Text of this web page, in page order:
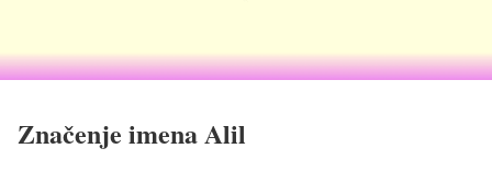
Značenje imena Alil